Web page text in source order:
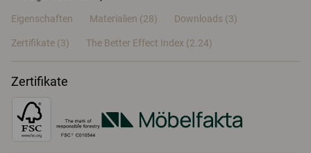
Eigenschaften Materialien (28) Downloads (3)
Zertifikate (3) The Better Effect Index (2.24)
Zertifikate